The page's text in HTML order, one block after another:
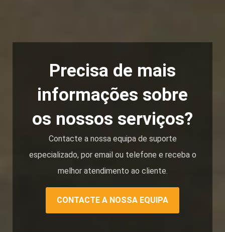
Precisa de mais
informações sobre
os nossos serviços?
Contacte a nossa equipa de suporte
especializado, por email ou telefone e receba o
melhor atendimento ao cliente.
CONTACTE A NOSSA EQUIPA